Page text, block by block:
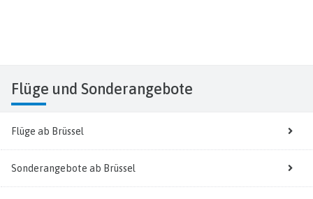
Flüge und Sonderangebote
Flüge ab Brüssel
Sonderangebote ab Brüssel